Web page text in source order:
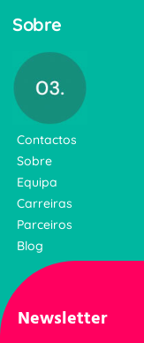
Sobre
Contactos
Sobre
Equipa
Carreiras
Parceiros
Blog
Newsletter